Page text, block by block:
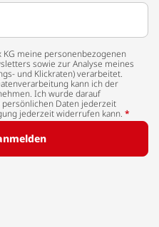
meine personenbezogenen
sowie zur Analyse meines
und Klickraten) verarbeitet.
kann ich der
Ich wurde darauf
Daten jederzeit
jederzeit widerrufen kann. *